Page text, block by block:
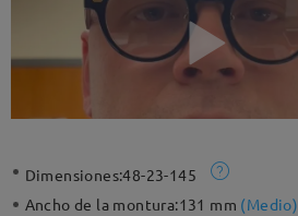
Dimensiones:48-23-145
Ancho de la montura:131 mm (Medio)